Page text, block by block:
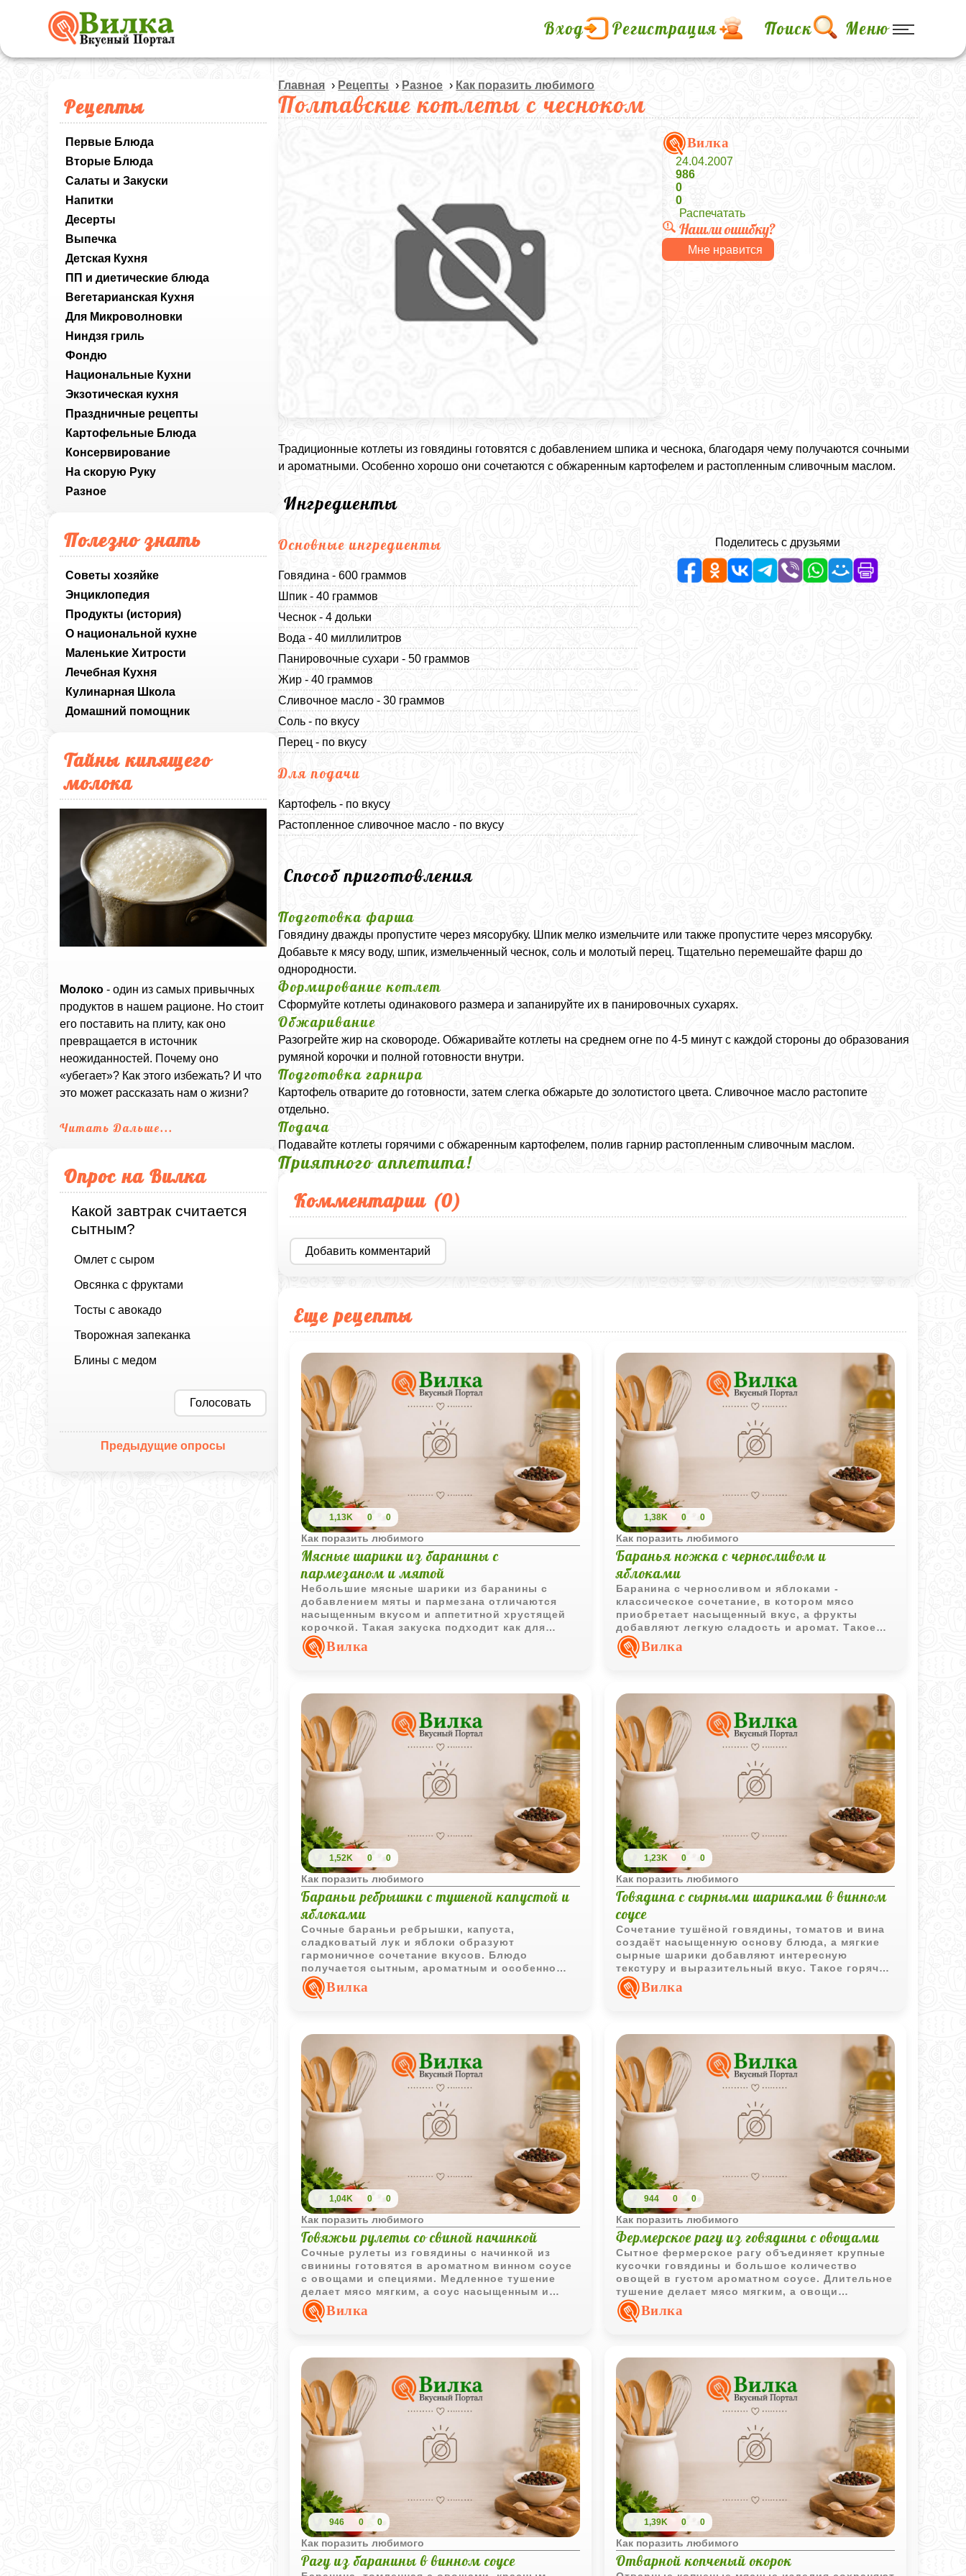
Вход Регистрация Поиск Меню
Рецепты
Первые Блюда
Вторые Блюда
Салаты и Закуски
Напитки
Десерты
Выпечка
Детская Кухня
ПП и диетические блюда
Вегетарианская Кухня
Для Микроволновки
Ниндзя гриль
Фондю
Национальные Кухни
Экзотическая кухня
Праздничные рецепты
Картофельные Блюда
Консервирование
На скорую Руку
Разное
Полезно знать
Советы хозяйке
Энциклопедия
Продукты (история)
О национальной кухне
Маленькие Хитрости
Лечебная Кухня
Кулинарная Школа
Домашний помощник
Тайны кипящего
молока
Молоко - один из самых привычных
продуктов в нашем рационе. Но стоит
его поставить на плиту, как оно
превращается в источник
неожиданностей. Почему оно
«убегает»? Как этого избежать? И что
это может рассказать нам о жизни?
Читать Дальше...
Опрос на Вилка
Какой завтрак считается
сытным?
Омлет с сыром
Овсянка с фруктами
Тосты с авокадо
Творожная запеканка
Блины с медом
Голосовать
Предыдущие опросы
Главная › Рецепты › Разное › Как поразить любимого
Полтавские котлеты с чесноком
Вилка
24.04.2007
986
0
0
Распечатать
Нашли ошибку?
Мне нравится
Традиционные котлеты из говядины готовятся с добавлением шпика и чеснока, благодаря чему получаются сочными
и ароматными. Особенно хорошо они сочетаются с обжаренным картофелем и растопленным сливочным маслом.
Ингредиенты
Основные ингредиенты
Говядина - 600 граммов
Шпик - 40 граммов
Чеснок - 4 дольки
Вода - 40 миллилитров
Панировочные сухари - 50 граммов
Жир - 40 граммов
Сливочное масло - 30 граммов
Соль - по вкусу
Перец - по вкусу
Для подачи
Картофель - по вкусу
Растопленное сливочное масло - по вкусу
Поделитесь с друзьями
Способ приготовления
Подготовка фарша
Говядину дважды пропустите через мясорубку. Шпик мелко измельчите или также пропустите через мясорубку.
Добавьте к мясу воду, шпик, измельченный чеснок, соль и молотый перец. Тщательно перемешайте фарш до
однородности.
Формирование котлет
Сформуйте котлеты одинакового размера и запанируйте их в панировочных сухарях.
Обжаривание
Разогрейте жир на сковороде. Обжаривайте котлеты на среднем огне по 4-5 минут с каждой стороны до образования
румяной корочки и полной готовности внутри.
Подготовка гарнира
Картофель отварите до готовности, затем слегка обжарьте до золотистого цвета. Сливочное масло растопите
отдельно.
Подача
Подавайте котлеты горячими с обжаренным картофелем, полив гарнир растопленным сливочным маслом.
Приятного аппетита!
Комментарии (0)
Добавить комментарий
Еще рецепты
1,13K 0 0
Как поразить любимого
Мясные шарики из баранины с
пармезаном и мятой
Небольшие мясные шарики из баранины с
добавлением мяты и пармезана отличаются
насыщенным вкусом и аппетитной хрустящей
корочкой. Такая закуска подходит как для
повседневного меню, так и для праздничной
подачи.Вилка
1,38K 0 0
Как поразить любимого
Баранья ножка с черносливом и
яблоками
Баранина с черносливом и яблоками -
классическое сочетание, в котором мясо
приобретает насыщенный вкус, а фрукты
добавляют легкую сладость и аромат. Такое
блюдо особенно хорошо подходит для
праздничного стола.
Вилка
1,52K 0 0
Как поразить любимого
Бараньи ребрышки с тушеной капустой и
яблоками
Сочные бараньи ребрышки, капуста,
сладковатый лук и яблоки образуют
гармоничное сочетание вкусов. Блюдо
получается сытным, ароматным и особенно
хорошо подходит для прохладного времени
года.Вилка
1,23K 0 0
Как поразить любимого
Говядина с сырными шариками в винном
соусе
Сочетание тушёной говядины, томатов и вина
создаёт насыщенную основу блюда, а мягкие
сырные шарики добавляют интересную
текстуру и выразительный вкус. Такое горячее
блюдо выглядит необычно и отлично подходит
для семейного обеда.
Вилка
1,04K 0 0
Как поразить любимого
Говяжьи рулеты со свиной начинкой
Сочные рулеты из говядины с начинкой из
свинины готовятся в ароматном винном соусе
с овощами и специями. Медленное тушение
делает мясо мягким, а соус насыщенным и
выразительным.
Вилка
944 0 0
Как поразить любимого
Фермерское рагу из говядины с овощами
Сытное фермерское рагу объединяет крупные
кусочки говядины и большое количество
овощей в густом ароматном соусе. Длительное
тушение делает мясо мягким, а овощи
насыщают блюдо ярким вкусом и ароматом.
Вилка
946 0 0
Как поразить любимого
Рагу из баранины в винном соусе
1,39K 0 0
Как поразить любимого
Отварной копченый окорок